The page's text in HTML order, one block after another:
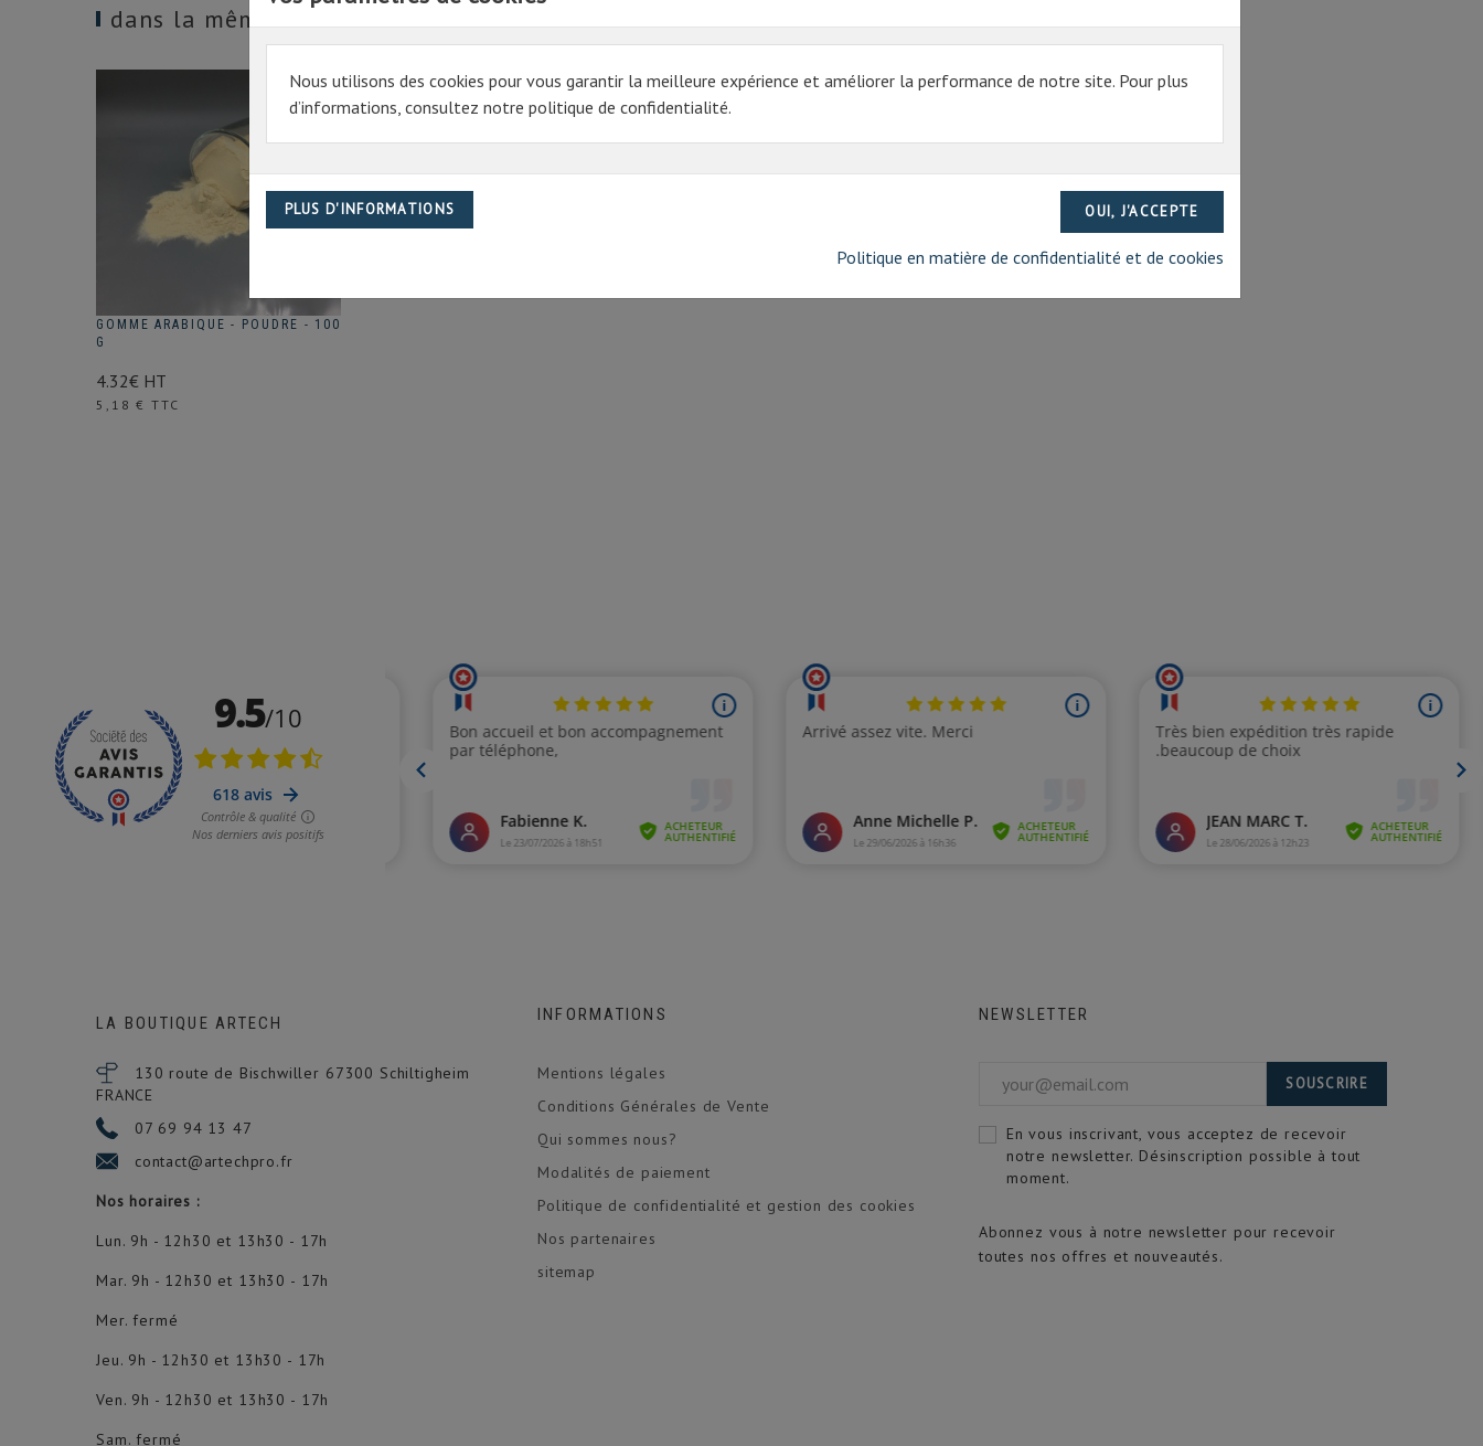
Nous utilisons des cookies pour vous garantir la meilleure expérience et améliorer la performance de notre site. Pour plus
d’informations, consultez notre politique de confidentialité.
Politique en matière de confidentialité et de cookies
dans la même catégorie
GOMME ARABIQUE - POUDRE - 100
G
4.32€ HT
Prix
5,18 € TTC
LA BOUTIQUE ARTECH
130 route de Bischwiller 67300 Schiltigheim
FRANCE
07 69 94 13 47
contact@artechpro.fr
Nos horaires :
Lun. 9h - 12h30 et 13h30 - 17h
Mar. 9h - 12h30 et 13h30 - 17h
Mer. fermé
Jeu. 9h - 12h30 et 13h30 - 17h
Ven. 9h - 12h30 et 13h30 - 17h
Sam. fermé
INFORMATIONS
Mentions légales
Conditions Générales de Vente
Qui sommes nous?
Modalités de paiement
Politique de confidentialité et gestion des cookies
Nos partenaires
sitemap
NEWSLETTER
Abonnez vous à notre newsletter pour recevoir
toutes nos offres et nouveautés.
SOUSCRIRE
En vous inscrivant, vous acceptez de recevoir
notre newsletter. Désinscription possible à tout
moment.